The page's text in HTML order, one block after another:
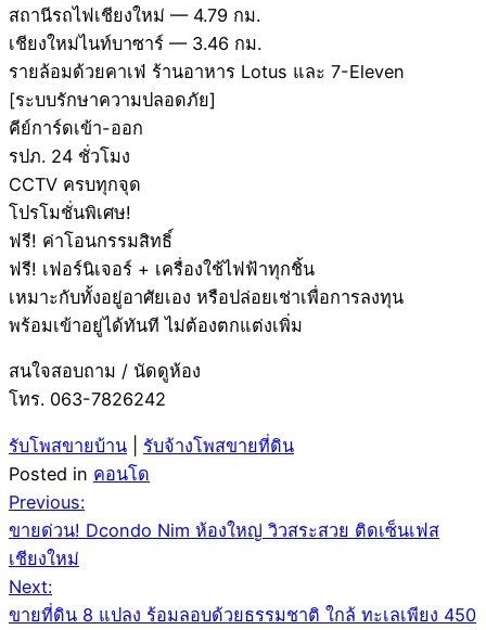
สถานีรถไฟเชียงใหม่ — 4.79 กม.
เชียงใหม่ไนท์บาซาร์ — 3.46 กม.
รายล้อมด้วยคาเฟ่ ร้านอาหาร Lotus และ 7-Eleven
[ระบบรักษาความปลอดภัย]
คีย์การ์ดเข้า-ออก
รปภ. 24 ชั่วโมง
CCTV ครบทุกจุด
โปรโมชั่นพิเศษ!
ฟรี! ค่าโอนกรรมสิทธิ์
ฟรี! เฟอร์นิเจอร์ + เครื่องใช้ไฟฟ้าทุกชิ้น
เหมาะกับทั้งอยู่อาศัยเอง หรือปล่อยเช่าเพื่อการลงทุน
พร้อมเข้าอยู่ได้ทันที ไม่ต้องตกแต่งเพิ่ม
สนใจสอบถาม / นัดดูห้อง
โทร. 063-7826242
รับโพสขายบ้าน
รับจ้างโพสขายที่ดิน
Posted in คอนโด
Post
navigation
Previous:
ขายด่วน! Dcondo Nim ห้องใหญ่ วิวสระสวย ติดเซ็นเฟส
เชียงใหม่
Next:
ขายที่ดิน 8 แปลง ร้อมลอบด้วยธรรมชาติ ใกล้ ทะเลเพียง 450